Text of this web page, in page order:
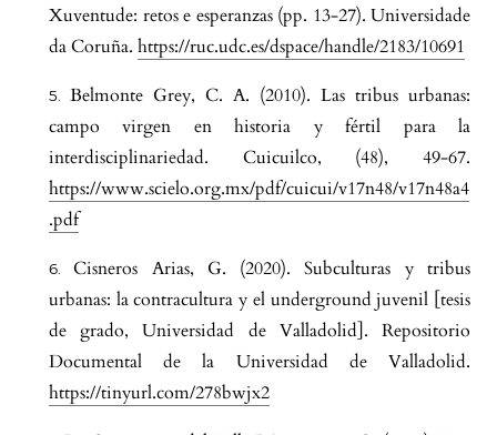
Xuventude: retos e esperanzas (pp. 13-27). Universidade
da Coruña. https://ruc.udc.es/dspace/handle/2183/10691
Belmonte Grey, C. A. (2010). Las tribus urbanas:
campo virgen en historia y fértil para la
interdisciplinariedad. Cuicuilco, (48), 49-67.
https://www.scielo.org.mx/pdf/cuicui/v17n48/v17n48a4
.pdf
Cisneros Arias, G. (2020). Subculturas y tribus
urbanas: la contracultura y el underground juvenil [tesis
de grado, Universidad de Valladolid]. Repositorio
Documental de la Universidad de Valladolid.
https://tinyurl.com/278bwjx2